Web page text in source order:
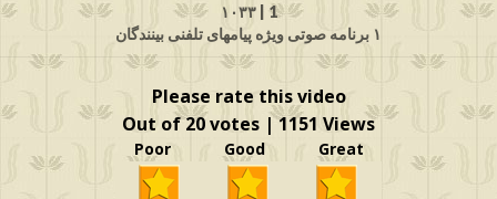
1 | ۱۰۳۳
۱ برنامه صوتی ویژه پیامهای تلفنی بینندگان
Please rate this video
Out of 20 votes | 1151 Views
Poor Good Great